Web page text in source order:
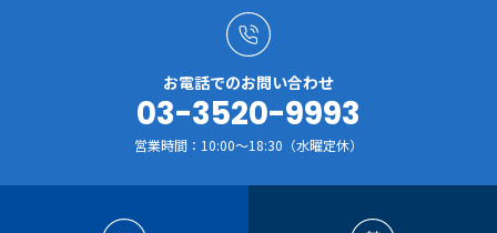
お電話でのお問い合わせ
03-3520-9993
営業時間：10:00～18:30（水曜定休）